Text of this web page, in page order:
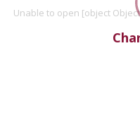
Unable to open [object